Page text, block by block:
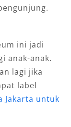
ini jadi
anak-anak.
lagi jika
label
Jakarta untuk